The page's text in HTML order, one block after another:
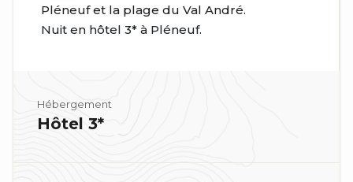
Pléneuf et la plage du Val André.
Nuit en hôtel 3* à Pléneuf.
Hébergement
Hôtel 3*